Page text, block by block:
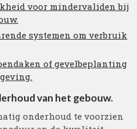
voor mindervaliden bij
systemen om verbruik
of gevelbeplanting
van het gebouw.
onderhoud te voorzien